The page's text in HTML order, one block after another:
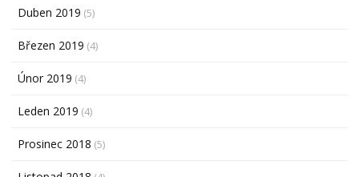
Duben 2019 (5)
Březen 2019 (4)
Únor 2019 (4)
Leden 2019 (4)
Prosinec 2018 (5)